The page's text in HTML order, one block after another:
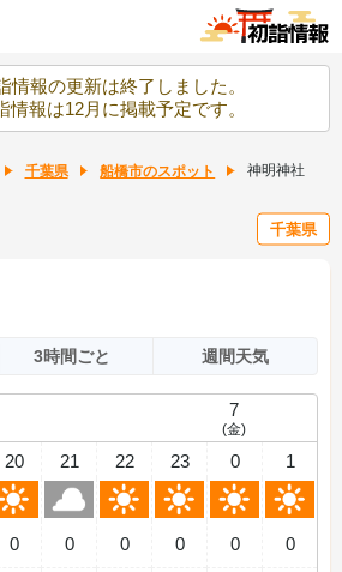
情報の更新は終了しました。
情報は12月に掲載予定です。
千葉県 船橋市のスポット 神明神社
千葉県
3時間ごと 週間天気
20
0
21
0
22
0
23
0
7
(金)
0
0
1
0